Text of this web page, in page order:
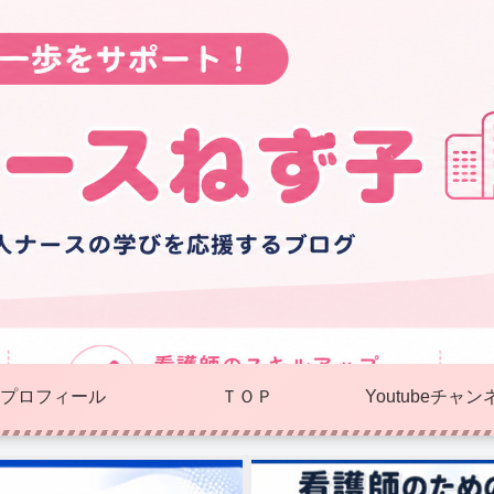
プロフィール ＴＯＰ Youtubeチャン